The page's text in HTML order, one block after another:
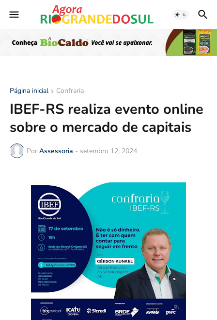
Página inicial Confraria
IBEF-RS realiza evento online
sobre o mercado de capitais
Por Assessoria - setembro 12, 2024